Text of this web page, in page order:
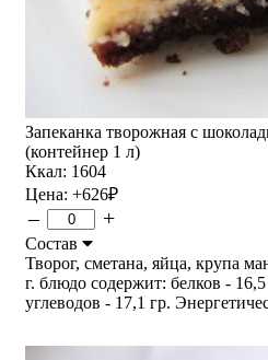
Запеканка творожная с
(контейнер 1 л)
Ккал: 1604
Цена: +626₽
– +
Состав
Творог, сметана, яйца, крупа
г. блюдо содержит: белков -
углеводов - 17,1 гр.